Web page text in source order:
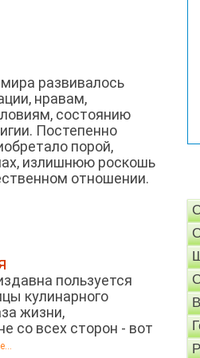
развивалось
нравам,
состоянию
Постепенно
порой,
излишнюю роскошь
отношении.
пользуется
кулинарного
жизни,
со всех сторон - вот